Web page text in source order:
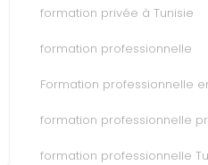
formation privée à Tunisie
formation professionnelle
Formation professionnelle
formation professionnelle
formation professionnelle